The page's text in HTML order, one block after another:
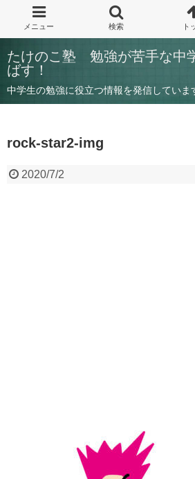
たけのこ塾 勉強が苦手な中
ばす！
中学生の勉強に役立つ情報を発信していま
rock-star2-img
2020/7/2